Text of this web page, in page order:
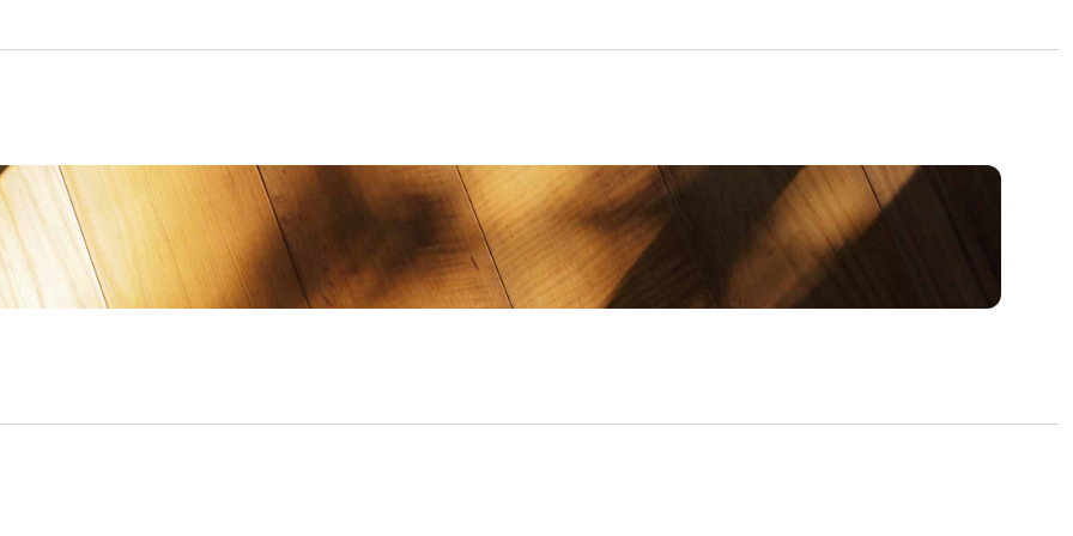
Gennemgang af tilstandsrapporter og vurdering af renoveringsmuligheder.
Strategisk sparring ifm. prisforhandling.
Juridisk gennemgang af købsaftalen, så du er sikret i handlen.